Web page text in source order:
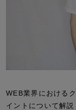
WEB業界における
イントについて解説